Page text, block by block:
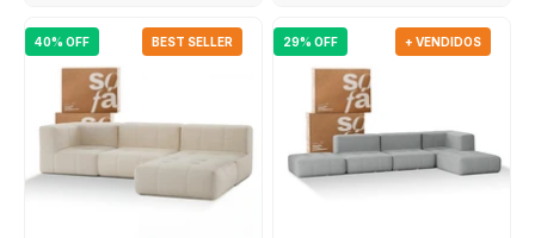
40% OFF BEST SELLER 29% OFF + VENDIDOS